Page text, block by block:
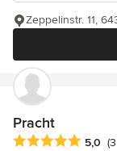
Zeppelinstr. 11,
Pracht
Durchschnittliche
5,0